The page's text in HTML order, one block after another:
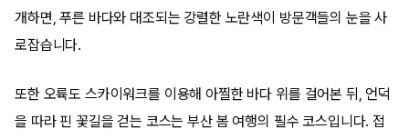
개하면, 푸른 바다와 대조되는 강렬한 노란색이 방문객들의 눈을 사
로잡습니다.
또한 오륙도 스카이워크를 이용해 아찔한 바다 위를 걸어본 뒤, 언덕
을 따라 핀 꽃길을 걷는 코스는 부산 봄 여행의 필수 코스입니다. 접